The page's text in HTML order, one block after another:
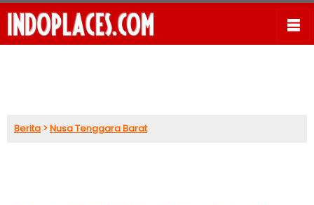
Berita >Nusa Tenggara Barat